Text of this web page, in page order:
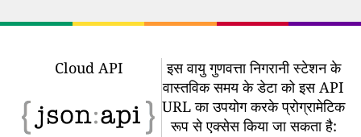
Cloud API
इस वायु गुणवत्ता निगरानी स्टेशन के
वास्तविक समय के डेटा को इस API
URL का उपयोग करके प्रोग्रामेटिक
रूप से एक्सेस किया जा सकता है: